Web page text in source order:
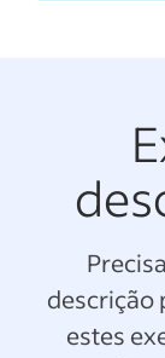
descrição
estes